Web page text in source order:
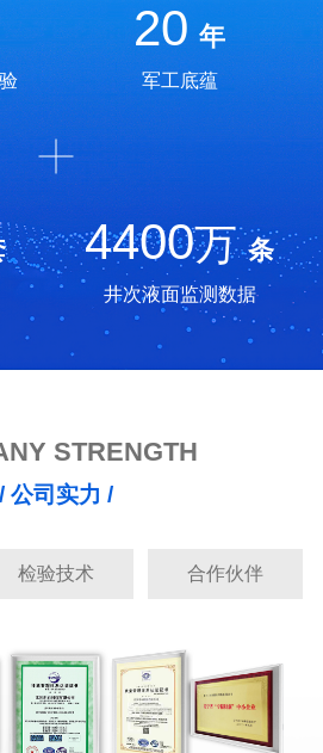
20 年
军工底蕴
4400万 条
井次液面监测数据
STRENGTH
/ 公司实力 /
检验技术 合作伙伴